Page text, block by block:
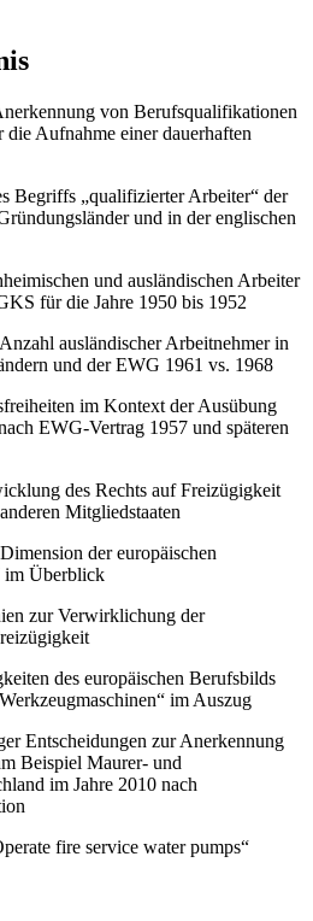
von Berufsqualifikationen
Aufnahme einer dauerhaften
Begriffs „qualifizierter Arbeiter“ der
und in der englischen
und ausländischen Arbeiter
für die Jahre 1950 bis 1952
ausländischer Arbeitnehmer in
und der EWG 1961 vs. 1968
im Kontext der Ausübung
EWG-Vertrag 1957 und späteren
des Rechts auf Freizügigkeit
Mitgliedstaaten
der europäischen
im Überblick
zur Verwirklichung der
des europäischen Berufsbilds
im Auszug
Entscheidungen zur Anerkennung
Beispiel Maurer- und
im Jahre 2010 nach
fire service water pumps“